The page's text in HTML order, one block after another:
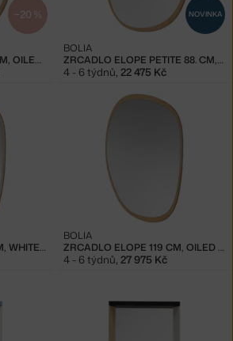
−20 %
ZRCADLO ELOPE 88.5 CM, OILED OAK
NOVINKA
ZRCADLO ELOPE PETITE 88. CM, OILED OAK
BOLIA
4 - 6 týdnů, 22 475 Kč
ZRCADLO ELOPE 119 CM, WHITE PIGMENTED OILED OAK ZRCADLO ELOPE 119 CM, OILED OAK
BOLIA
4 - 6 týdnů, 27 975 Kč